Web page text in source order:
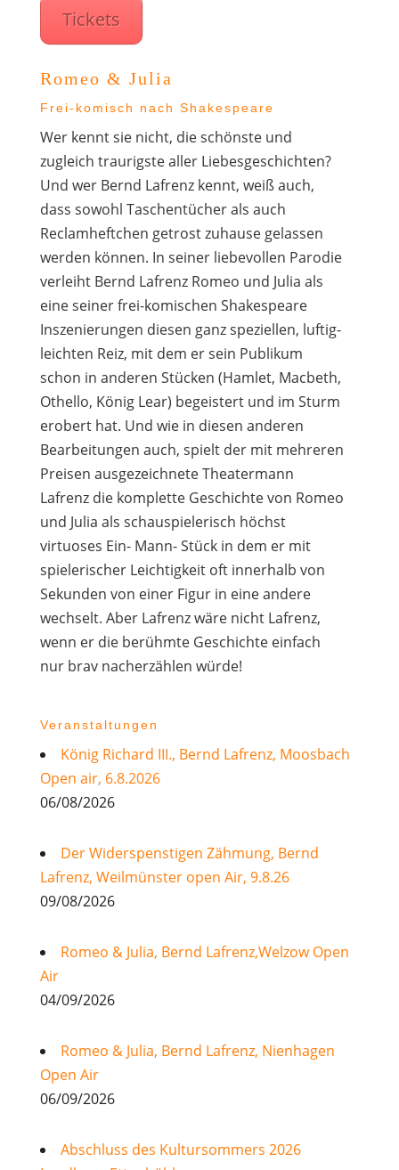
Tickets
Romeo & Julia
Frei-komisch nach Shakespeare
Wer kennt sie nicht, die schönste und
zugleich traurigste aller Liebesgeschichten?
Und wer Bernd Lafrenz kennt, weiß auch,
dass sowohl Taschentücher als auch
Reclamheftchen getrost zuhause gelassen
werden können. In seiner liebevollen Parodie
verleiht Bernd Lafrenz Romeo und Julia als
eine seiner frei-komischen Shakespeare
Inszenierungen diesen ganz speziellen, luftig-
leichten Reiz, mit dem er sein Publikum
schon in anderen Stücken (Hamlet, Macbeth,
Othello, König Lear) begeistert und im Sturm
erobert hat. Und wie in diesen anderen
Bearbeitungen auch, spielt der mit mehreren
Preisen ausgezeichnete Theatermann
Lafrenz die komplette Geschichte von Romeo
und Julia als schauspielerisch höchst
virtuoses Ein- Mann- Stück in dem er mit
spielerischer Leichtigkeit oft innerhalb von
Sekunden von einer Figur in eine andere
wechselt. Aber Lafrenz wäre nicht Lafrenz,
wenn er die berühmte Geschichte einfach
nur brav nacherzählen würde!
Veranstaltungen
König Richard III., Bernd Lafrenz, Moosbach
Open air, 6.8.2026
06/08/2026
Der Widerspenstigen Zähmung, Bernd
Lafrenz, Weilmünster open Air, 9.8.26
09/08/2026
Romeo & Julia, Bernd Lafrenz,Welzow Open
Air
04/09/2026
Romeo & Julia, Bernd Lafrenz, Nienhagen
Open Air
06/09/2026
Abschluss des Kultursommers 2026